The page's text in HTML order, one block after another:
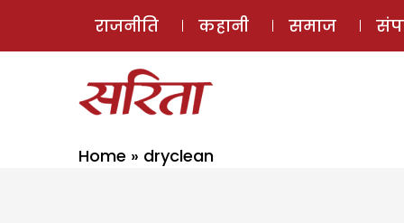
राजनीति कहानी समाज
Home » dryclean